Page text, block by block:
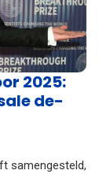
2025:
de-
samengesteld,